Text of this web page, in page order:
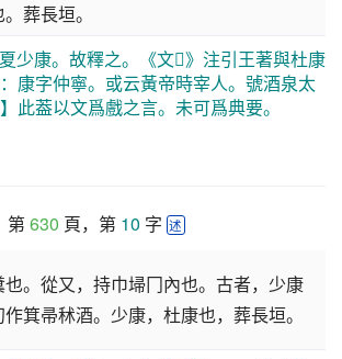
葬長垣。
少康。故釋之。《文𨕖》注引王著與杜康
康字仲寧。或云黃帝時宰人。號酒泉太
此葢以文爲戲之言。未可爲典要。
第 630 頁，第 10 字 述
也。從又，持巾埽冂內也。古者，少康
作箕帚秫酒。少康，杜康也，葬長垣。